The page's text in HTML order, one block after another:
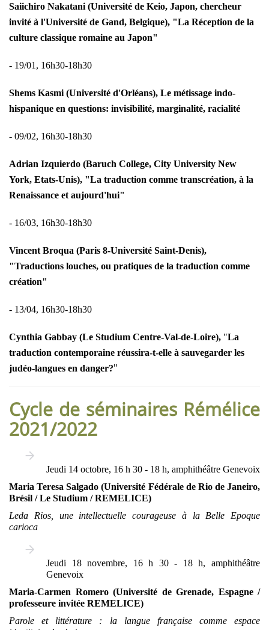
Saiichiro Nakatani (Université de Keio, Japon, chercheur
invité à l'Université de Gand, Belgique), "La Réception de la
culture classique romaine au Japon"
- 19/01, 16h30-18h30
Shems Kasmi (Université d'Orléans), Le métissage indo-
hispanique en questions: invisibilité, marginalité, racialité
- 09/02, 16h30-18h30
Adrian Izquierdo (Baruch College, City University New
York, Etats-Unis), "La traduction comme transcréation, à la
Renaissance et aujourd'hui"
- 16/03, 16h30-18h30
Vincent Broqua (Paris 8-Université Saint-Denis),
"Traductions louches, ou pratiques de la traduction comme
création"
- 13/04, 16h30-18h30
Cynthia Gabbay (Le Studium Centre-Val-de-Loire), "La
traduction contemporaine réussira-t-elle à sauvegarder les
judéo-langues en danger?"
Cycle de séminaires Rémélice
2021/2022
Jeudi 14 octobre, 16 h 30 - 18 h, amphithéâtre Genevoix
Maria Teresa Salgado (Université Fédérale de Rio de Janeiro,
Brésil / Le Studium / REMELICE)
Leda Rios, une intellectuelle courageuse à la Belle Epoque
carioca
Jeudi 18 novembre, 16 h 30 - 18 h, amphithéâtre
Genevoix
Maria-Carmen Romero (Université de Grenade, Espagne /
professeure invitée REMELICE)
Parole et littérature : la langue française comme espace